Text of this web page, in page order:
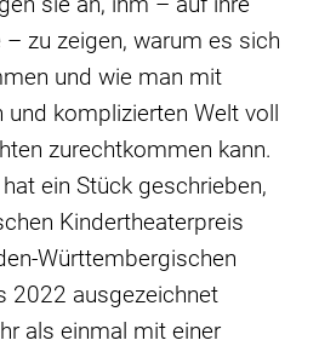
– zu zeigen, warum es sich
und wie man mit
und komplizierten Welt voll
zurechtkommen kann.
ein Stück geschrieben,
Kindertheaterpreis
Württembergischen
2022 ausgezeichnet
als einmal mit einer